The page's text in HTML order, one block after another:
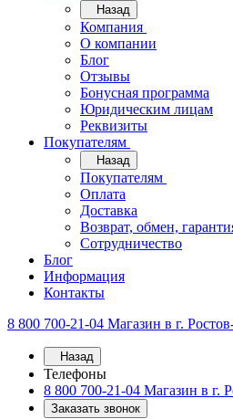
Назад
Компания
О компании
Блог
Отзывы
Бонусная программа
Юридическим лицам
Реквизиты
Покупателям
Назад
Покупателям
Оплата
Доставка
Возврат, обмен,
Сотрудничество
Блог
Информация
Контакты
8 800 700-21-04 Магазин в г.
Назад
Телефоны
8 800 700-21-04 Магазин в г.
Заказать звонок